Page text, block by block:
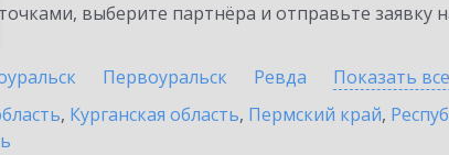
выберите партнёра и отправьте заявку
Первоуральск Ревда Показать
, Курганская область, Пермский край,